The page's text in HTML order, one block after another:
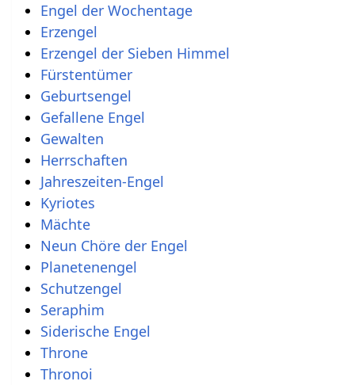
Engel der Wochentage
Erzengel
Erzengel der Sieben Himmel
Fürstentümer
Geburtsengel
Gefallene Engel
Gewalten
Herrschaften
Jahreszeiten-Engel
Kyriotes
Mächte
Neun Chöre der Engel
Planetenengel
Schutzengel
Seraphim
Siderische Engel
Throne
Thronoi